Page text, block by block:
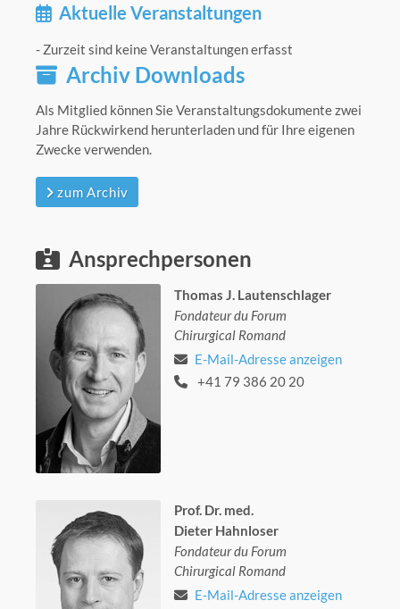
Aktuelle Veranstaltungen
- Zurzeit sind keine Veranstaltungen erfasst
Archiv Downloads
Als Mitglied können Sie Veranstaltungsdokumente zwei
Jahre Rückwirkend herunterladen und für Ihre eigenen
Zwecke verwenden.
zum Archiv
Ansprechpersonen
Thomas J. Lautenschlager
Fondateur du Forum
Chirurgical Romand
E-Mail-Adresse anzeigen
+41 79 386 20 20
Prof. Dr. med.
Dieter Hahnloser
Fondateur du Forum
Chirurgical Romand
E-Mail-Adresse anzeigen